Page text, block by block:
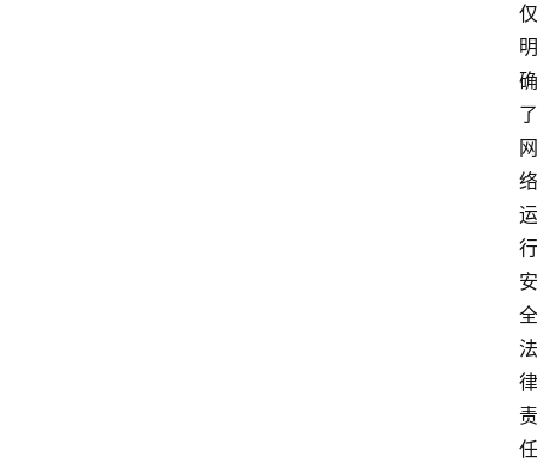
仅
明
确
了
网
络
运
行
安
全
法
律
责
任